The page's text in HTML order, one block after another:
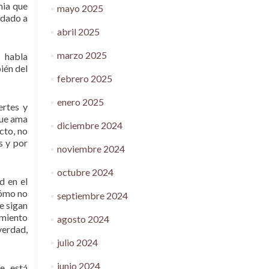
que
a
habla
del
y
ama
no
y por
en el
no
sigan
mayo 2025
abril 2025
marzo 2025
febrero 2025
enero 2025
diciembre 2024
noviembre 2024
octubre 2024
septiembre 2024
agosto 2024
julio 2024
junio 2024